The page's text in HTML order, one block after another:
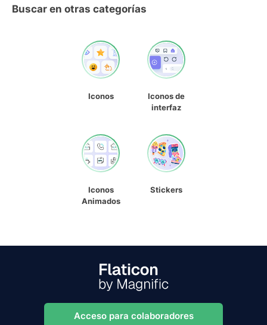
Buscar en otras categorías
Iconos
Iconos de
interfaz
Iconos
Animados
Stickers
Acceso para colaboradores